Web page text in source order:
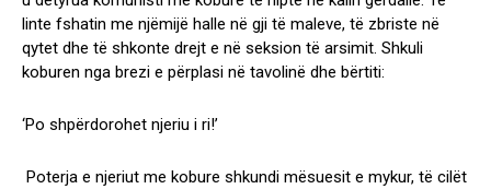
linte fshatin me njëmijë halle në gji të maleve, të zbriste në
qytet dhe të shkonte drejt e në seksion të arsimit. Shkuli
koburen nga brezi e përplasi në tavolinë dhe bërtiti:
‘Po shpërdorohet njeriu i ri!’
Poterja e njeriut me kobure shkundi mësuesit e mykur, të cilët